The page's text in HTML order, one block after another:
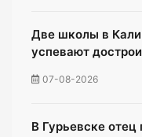
Две школы в
успевают
07-08-2026
В Гурьевске